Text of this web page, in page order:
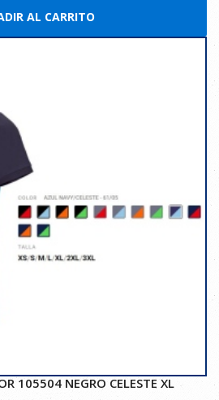
AL CARRITO
105504 NEGRO CELESTE XL